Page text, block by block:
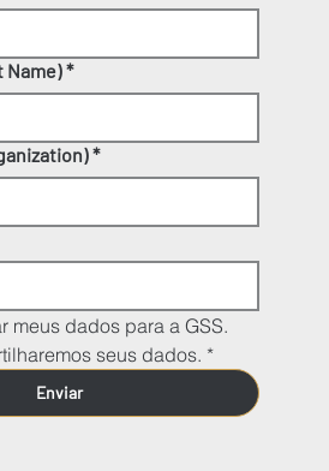
Name) *
*
meus dados para a GSS.
seus dados. *
Enviar